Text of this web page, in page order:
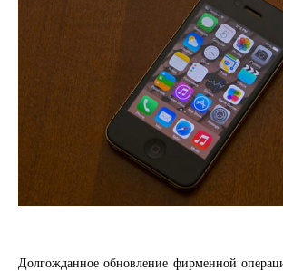
Долгожданное обновление фирменной